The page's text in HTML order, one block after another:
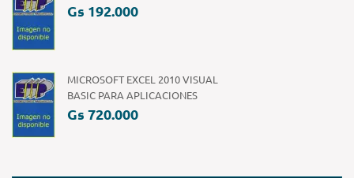
Gs 192.000
MICROSOFT EXCEL 2010 VISUAL
BASIC PARA APLICACIONES
Gs 720.000